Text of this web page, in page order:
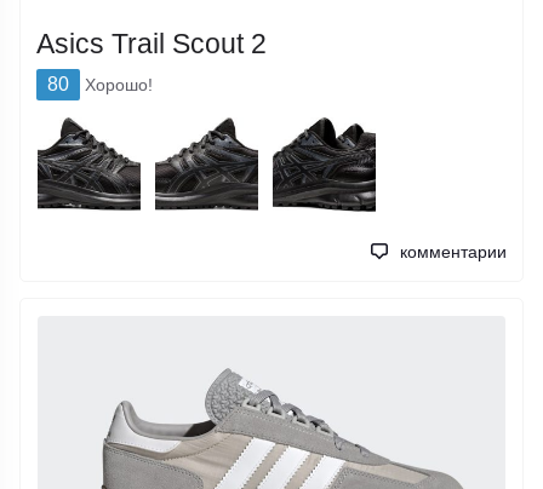
Asics Trail Scout 2
80 Хорошо!
комментарии